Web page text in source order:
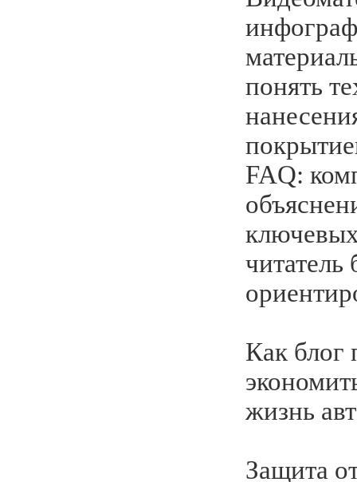
понять
FAQ:
читатель
Как блог
жизнь
Защита